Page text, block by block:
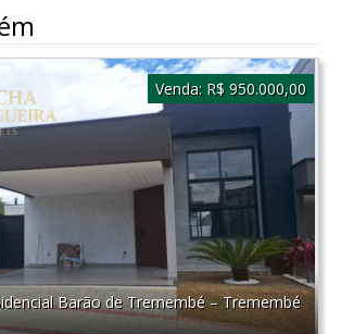
Barão de Tremembé –Tremembé
Venda: R$ 950.000,00